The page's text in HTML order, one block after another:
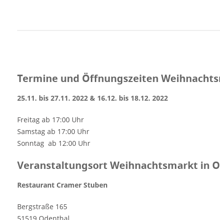
wird in diesem Jahr komplett aus Wind- und
type="basic"] Anzeige Termine und
Odenthal-Holz 2022 25.11. bis 27.11. 2022 &
16.12. bis 18.12. 2022 Freitag ab 17:00 Uhr
Samstag ab 17:00 Uhr Sonntag ab 12:00 Uhr
Veranstaltungsort Weihnachtsmarkt in
Odenthal-Holz 2022…
Termine und Öffnungszeiten
25.11. bis 27.11. 2022 & 16.12. bis 18.12. 2022
Freitag ab 17:00 Uhr
Samstag ab 17:00 Uhr
Sonntag ab 12:00 Uhr
Veranstaltungsort Weihnachtsmarkt in
Restaurant Cramer Stuben
Bergstraße 165